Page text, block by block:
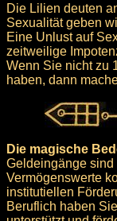
Die Lilien deuten
Sexualität geben
Eine Unlust auf
zeitweilige
Wenn Sie nicht zu
haben, dann
Die magische
Geldeingänge sind
Vermögenswerte
institutiellen
Beruflich haben